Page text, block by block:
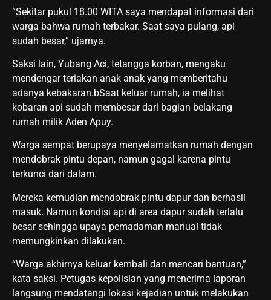
“Sekitar pukul 18.00 WITA saya mendapat informasi dari
warga bahwa rumah terbakar. Saat saya pulang, api
sudah besar,” ujarnya.
Saksi lain, Yubang Aci, tetangga korban, mengaku
mendengar teriakan anak-anak yang memberitahu
adanya kebakaran.bSaat keluar rumah, ia melihat
kobaran api sudah membesar dari bagian belakang
rumah milik Aden Apuy.
Warga sempat berupaya menyelamatkan rumah dengan
mendobrak pintu depan, namun gagal karena pintu
terkunci dari dalam.
Mereka kemudian mendobrak pintu dapur dan berhasil
masuk. Namun kondisi api di area dapur sudah terlalu
besar sehingga upaya pemadaman manual tidak
memungkinkan dilakukan.
“Warga akhirnya keluar kembali dan mencari bantuan,”
kata saksi. Petugas kepolisian yang menerima laporan
langsung mendatangi lokasi kejadian untuk melakukan